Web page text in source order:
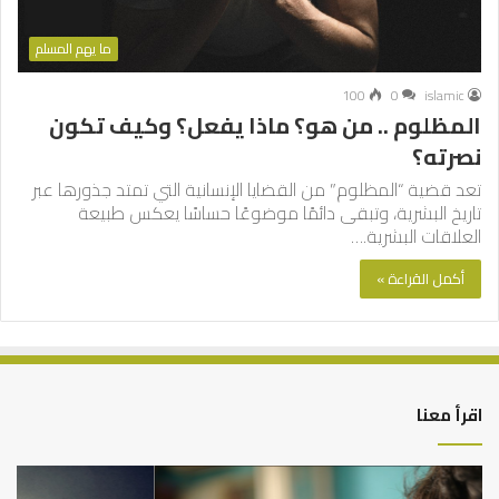
ما يهم المسلم
islamic
0
100
المظلوم .. من هو؟ ماذا يفعل؟ وكيف تكون
نصرته؟
تعد قضية “المظلوم” من القضايا الإنسانية التي تمتد جذورها عبر
تاريخ البشرية، وتبقى دائمًا موضوعًا حساسًا يعكس طبيعة
العلاقات البشرية.…
أكمل القراءة »
اقرأ معنا
من